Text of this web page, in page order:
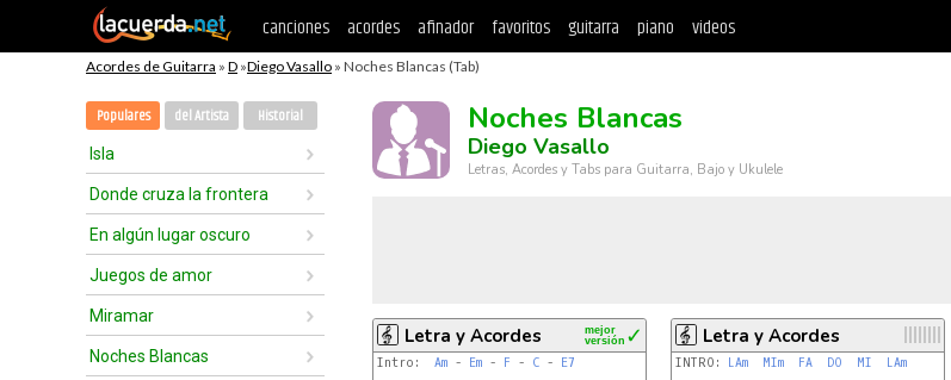
canciones acordes afinador favoritos guitarra piano videos
Acordes de Guitarra » D »Diego Vasallo » Noches Blancas (Tab)
Populares del Artista Historial
Isla
Donde cruza la frontera
En algún lugar oscuro
Juegos de amor
Miramar
Noches Blancas
Noches Blancas
Diego Vasallo
Letras, Acordes y Tabs para Guitarra, Bajo y Ukulele
Letra y Acordes ✓
mejor
versión
Intro: Am - Em - F - C - E7
Letra y Acordes
INTRO: LAm MIm FA DO MI
LAm